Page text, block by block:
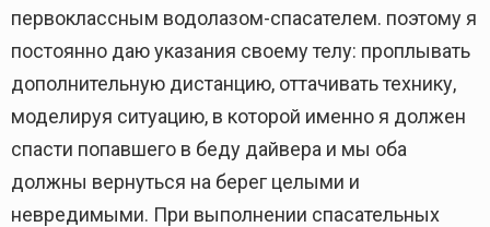
первоклассным водолазом-спасателем. поэтому я
постоянно даю указания своему телу: проплывать
дополнительную дистанцию, оттачивать технику,
моделируя ситуацию, в которой именно я должен
спасти попавшего в беду дайвера и мы оба
должны вернуться на берег целыми и
невредимыми. При выполнении спасательных